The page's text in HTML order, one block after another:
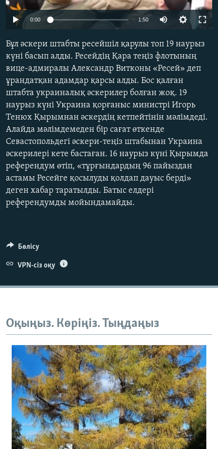
ЖАЗЫЛЫҢЫЗ
Басқа тілдерде
0:00 1:50
Бұл әскери штабты ресейшіл қарулы топ 19 наурыз
күні басып алды. Ресейдің Қара теңіз флотының
вице-адмиралы Александр Витконы «Ресей» деп
ұрандатқан адамдар қарсы алды. Бос қалған
штабта украиналық әскерилер болған жоқ. 19
наурыз күні Украина қорғаныс министрі Игорь
Тенюх Қырымнан әскердің кетпейтінін мәлімдеді.
Алайда мәлімдемеден бір сағат өткенде
Севастопольдегі әскери-теңіз штабынан Украина
әскерилері кете бастаған. 16 наурыз күні Қырымда
референдум өтіп, «тұрғындардың 96 пайыздан
астамы Ресейге қосылуды қолдап дауыс берді»
деген хабар таратылды. Батыс елдері
референдумды мойындамайды.
Бөлісу
VPN-сіз оқу
Оқыңыз. Көріңіз. Тыңдаңыз